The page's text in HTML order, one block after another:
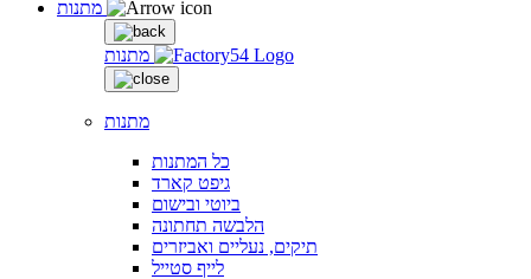
מתנות
מתנות
כל המתנות
גיפט קארד
ביוטי ובישום
הלבשה תחתונה
תיקים, נעליים ואביזרים
לייף סטייל